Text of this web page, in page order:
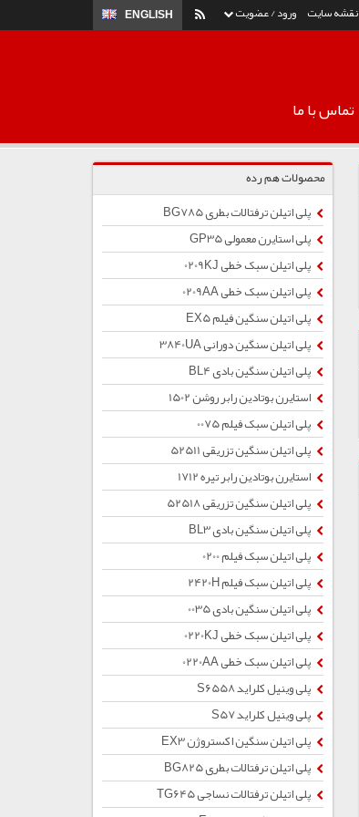
ورود / عضویت ENGLISH نقشه سایت
تماس با ما
محصولات هم رده
پلی اتیلن ترفتالات بطری BG785
پلی استایرن معمولی GP35
پلی اتیلن سبک خطی 0209KJ
پلی اتیلن سبک خطی 0209AA
پلی اتیلن سنگین فیلم EX5
پلی اتیلن سنگین دورانی 3840UA
پلی اتیلن سنگین بادی BL4
استایرن بوتادین رابر روشن 1502
پلی اتیلن سبک فیلم 0075
پلی اتیلن سنگین تزریقی 52511
استایرن بوتادین رابر تیره 1712
پلی اتیلن سنگین تزریقی 52518
پلی اتیلن سنگین بادی BL3
پلی اتیلن سبک فیلم 0200
پلی اتیلن سبک فیلم 2420H
پلی اتیلن سنگین بادی 0035
پلی اتیلن سبک خطی 0220KJ
پلی اتیلن سبک خطی 0220AA
پلی وینیل کلراید S6558
پلی وینیل کلراید S57
پلی اتیلن سنگین اکستروژن EX3
پلی اتیلن ترفتالات بطری BG825
پلی اتیلن ترفتالات نساجی TG645